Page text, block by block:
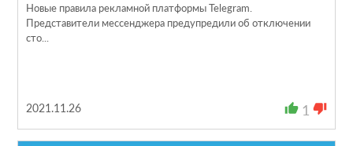
Новые правила рекламной платформы Telegram.
Представители мессенджера предупредили об отключении
сто...
2021.11.26 thumb_up 1 thumb_down